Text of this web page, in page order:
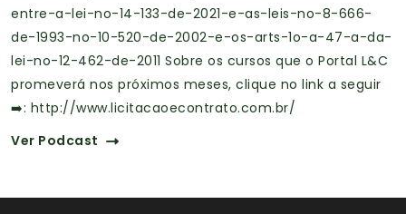
entre-a-lei-no-14-133-de-2021-e-as-leis-no-8-666-
de-1993-no-10-520-de-2002-e-os-arts-1o-a-47-a-da-
lei-no-12-462-de-2011 Sobre os cursos que o Portal L&C
promeverá nos próximos meses, clique no link a seguir
➡️: http://www.licitacaoecontrato.com.br/
Ver Podcast